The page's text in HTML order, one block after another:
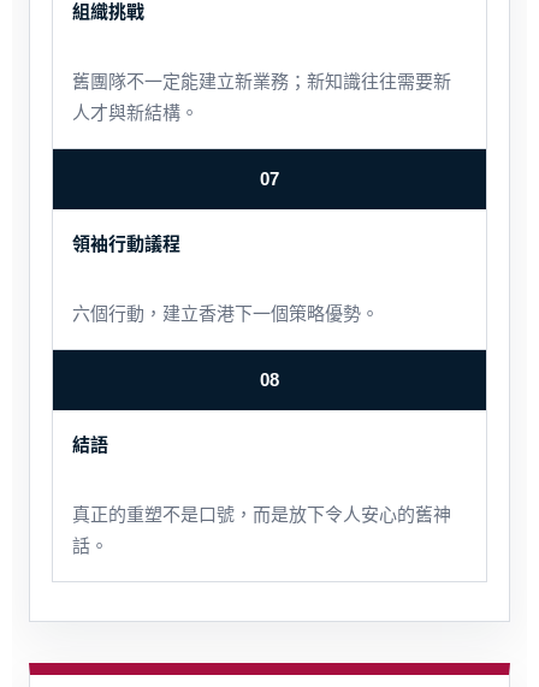
組織挑戰
舊團隊不一定能建立新業務；新知識往往需要新
人才與新結構。
07
領袖行動議程
六個行動，建立香港下一個策略優勢。
08
結語
真正的重塑不是口號，而是放下令人安心的舊神
話。